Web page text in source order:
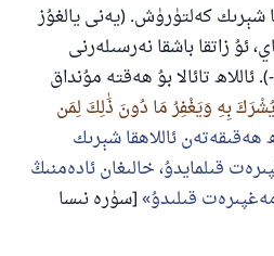
شېرىك كەلتۈرۈش. (يەنى يالغۇز
ئۇ زاتقا باشقا نەرسىلەرنى
تائالا بۇ ھەقتە مۇنداق
يُشْرَكَ بِهِ وَيَغْفِرُ مَا دُونَ ذَٰلِكَ لِمَن
ھەقىقەتەن ئاللاھقا شېرىك
قىلمايدۇ، خالىغان ئادەمنىڭ
قىلىدۇ [سۈرە نىسا